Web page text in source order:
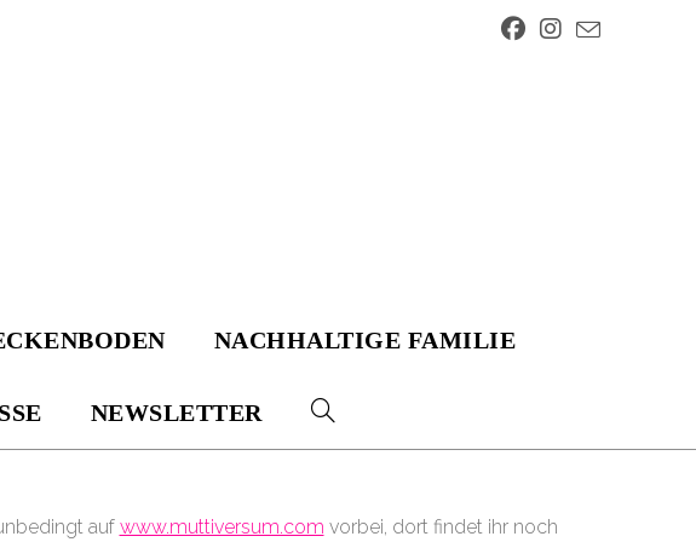
NACHHALTIGE FAMILIE
NEWSLETTER WEBSITE-
auf www.muttiversum.com vorbei, dort findet ihr noch